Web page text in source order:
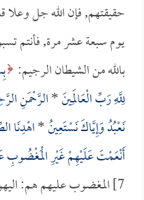
حقيقتهم, فإن الله جل
يوم سبعة عشر مرة, فأنتم
بالله من الشيطان الرجيم:
لِلَّهِ رَبِّ الْعَالَمِينَ*الرَّحْمَنِ
نَعْبُدُ وَإِيَّاكَ نَسْتَعِينُ*اهْدِنَا
أَنْعَمْتَ عَلَيْهِمْ غَيْرِ الْمَغْضُوبِ
7] المغضوب عليهم هم: